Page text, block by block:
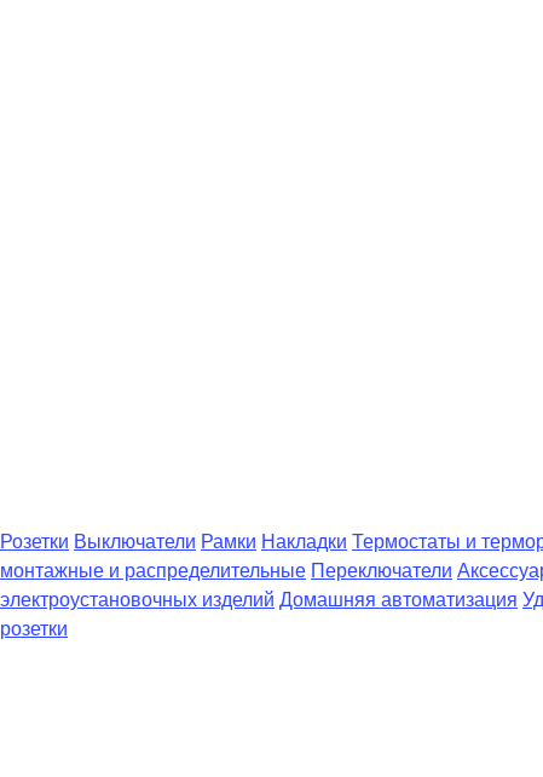
Розетки Выключатели Рамки Накладки Термостаты и
монтажные и распределительные Переключатели
электроустановочных изделий Домашняя автоматизация
розетки